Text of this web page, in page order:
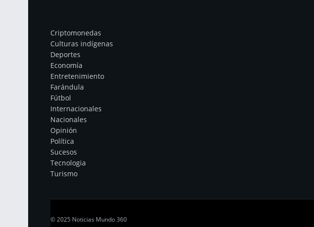
Criptomonedas
Culturas indígenas
Deportes
Economía
Entretenimiento
Farándula
Fútbol
Internacionales
Nacionales
Opinión
Política
Sucesos
Tecnologia
Turismo
© 2025 Noticias Mundo 360